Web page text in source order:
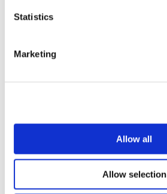
Statistics
Marketing
Allow all
Allow selection
Serata creativa
La nostra offerta speciale
Applicare